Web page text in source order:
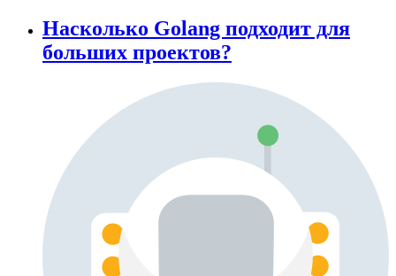
Насколько Golang подходит для
больших проектов?